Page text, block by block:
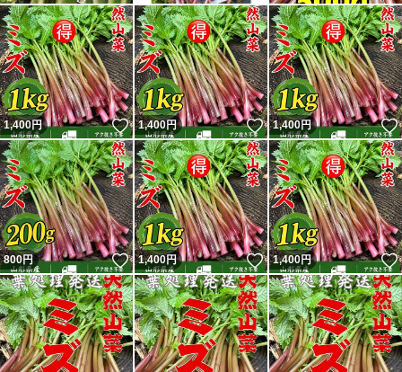
1,400円 いいね！
1,400円 いいね！
1,400円
800円 いいね！
1,400円 いいね！
1,400円